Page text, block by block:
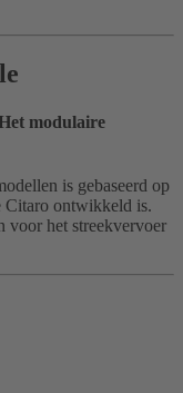
modulaire
is gebaseerd op
Citaro ontwikkeld is.
voor het streekvervoer